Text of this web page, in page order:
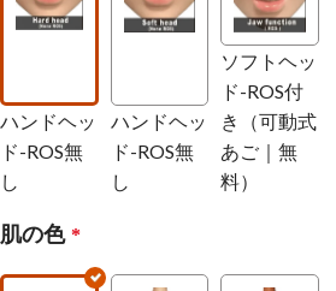
ハンドヘッ
ド-ROS無
し
ハンドヘッ
ド-ROS無
し
ソフトヘッ
ド-ROS付
き（可動式
あご｜無
料）
肌の色 *